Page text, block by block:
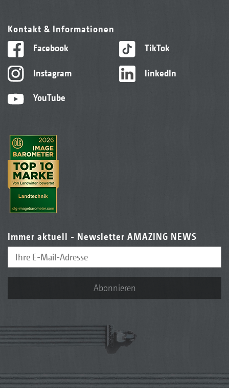
Kontakt & Informationen
Facebook
Instagram
YouTube
TikTok
linkedIn
Immer aktuell - Newsletter AMAZING NEWS
Abonnieren